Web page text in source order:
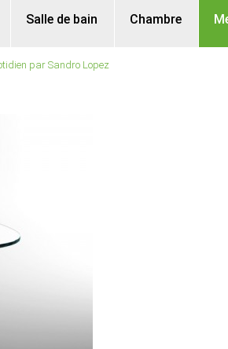
Salle de bain Chambre
par Sandro Lopez